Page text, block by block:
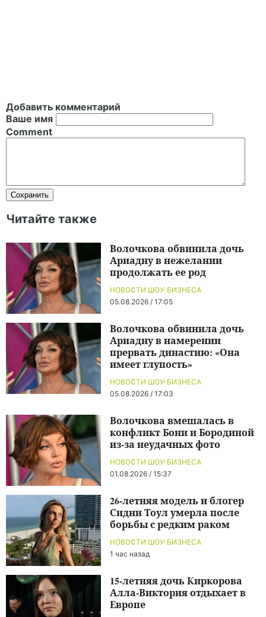
Добавить комментарий
Ваше имя
Comment
Читайте также
НОВОСТИ ШОУ-БИЗНЕСА
05.08.2026 / 17:05
Волочкова обвинила дочь
Ариадну в нежелании
продолжать ее род
НОВОСТИ ШОУ-БИЗНЕСА
05.08.2026 / 17:03
Волочкова обвинила дочь
Ариадну в намерении
прервать династию: «Она
имеет глупость»
НОВОСТИ ШОУ-БИЗНЕСА
01.08.2026 / 15:37
Волочкова вмешалась в
конфликт Бони и Бородиной
из-за неудачных фото
НОВОСТИ ШОУ-БИЗНЕСА
1 час назад
26-летняя модель и блогер
Сидни Тоул умерла после
борьбы с редким раком
15-летняя дочь Киркорова
Алла-Виктория отдыхает в
Европе